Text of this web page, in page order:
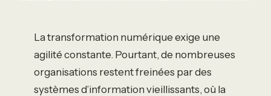
La transformation numérique exige une
agilité constante. Pourtant, de nombreuses
organisations restent freinées par des
systèmes d’information vieillissants, où la